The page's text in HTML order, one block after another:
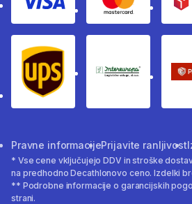
Visa Mastercard
Ups Intereuropa
Pravne informacijePrijavite ranljivost
* Vse cene vključujejo DDV in stroške
na predhodno Decathlonovo ceno. Izdelki
** Podrobne informacije o garancijskih
strani.